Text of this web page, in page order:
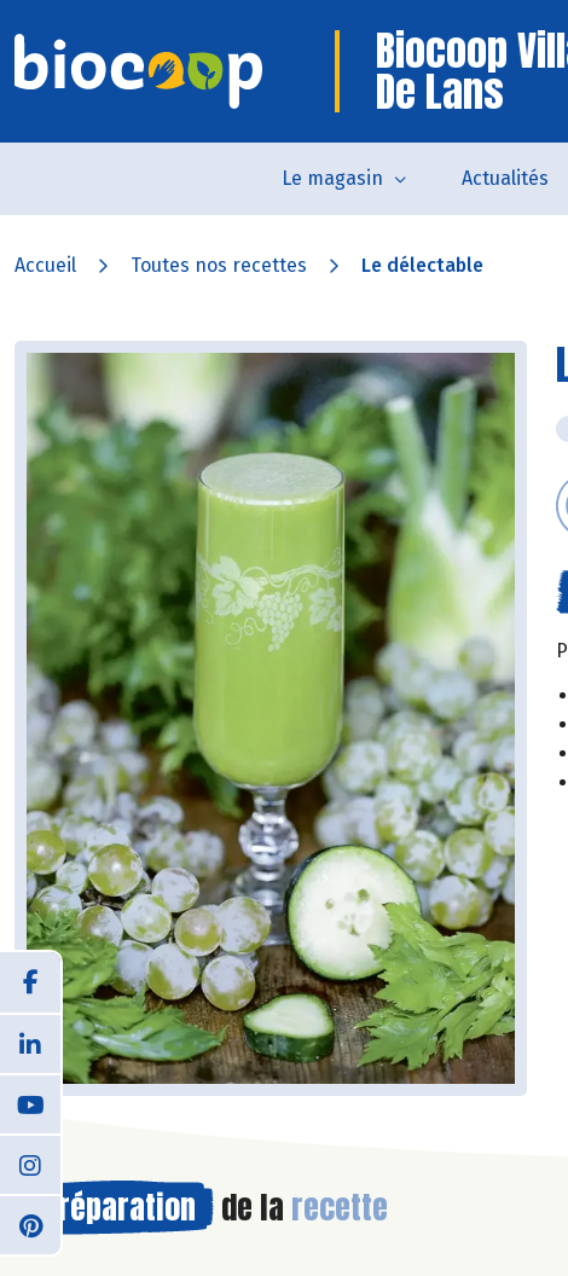
Biocoop
De Lans
Le magasin Actualités
Accueil Toutes nos recettes Le délectable
Préparation de la recette